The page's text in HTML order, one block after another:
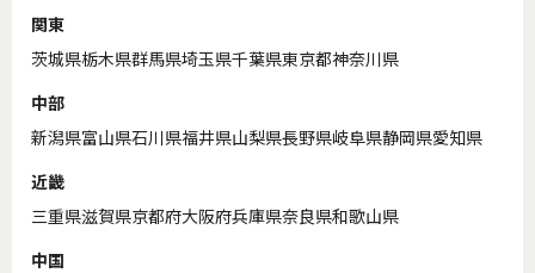
関東
茨城県栃木県群馬県埼玉県千葉県東京都神奈川県
中部
新潟県富山県石川県福井県山梨県長野県岐阜県静岡県愛知県
近畿
三重県滋賀県京都府大阪府兵庫県奈良県和歌山県
中国